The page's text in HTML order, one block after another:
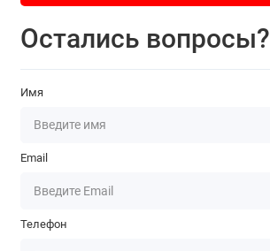
Остались вопросы?
Имя
Email
Телефон